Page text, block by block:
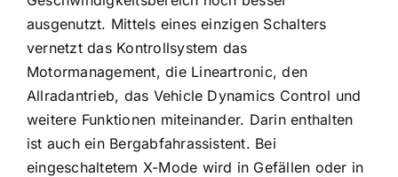
ausgenutzt. Mittels eines einzigen Schalters
vernetzt das Kontrollsystem das
Motormanagement, die Lineartronic, den
Allradantrieb, das Vehicle Dynamics Control und
weitere Funktionen miteinander. Darin enthalten
ist auch ein Bergabfahrassistent. Bei
eingeschaltetem X-Mode wird in Gefällen oder in